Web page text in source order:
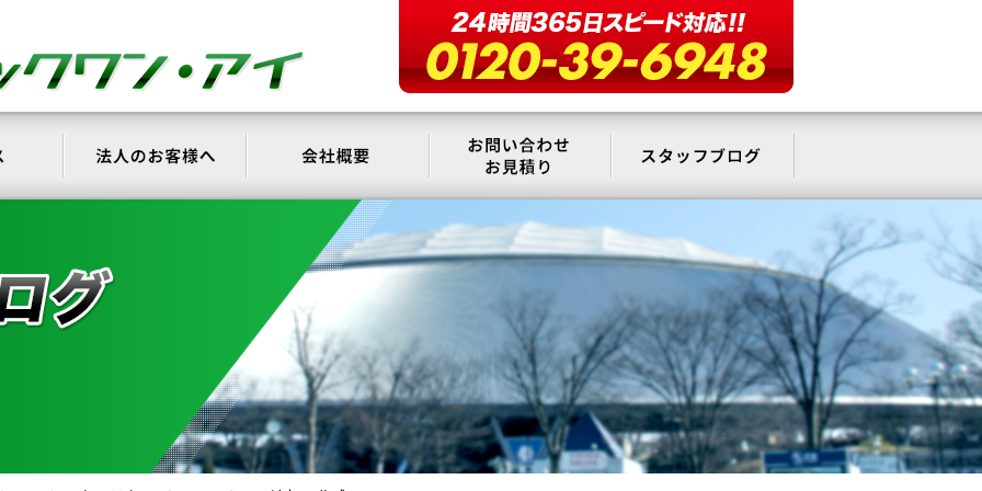
サービス 法人のお客様へ 会社概要 お問い合わせ・お見積もりスタッフブログ